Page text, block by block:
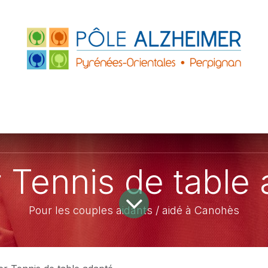
Tennis de table
Pour les couples aidants / aidé à Canohès